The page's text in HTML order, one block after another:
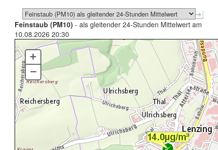
Feinstaub (PM10) - als gleitender 24-Stunden Mittelwert am
10.08.2026 20:30
+
–